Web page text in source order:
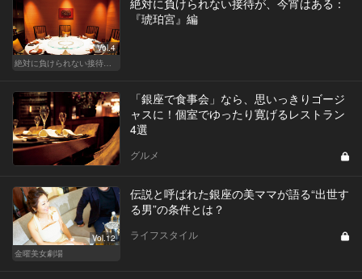
Vol.4
『琥珀宮』編
「銀座で食事会」なら、思いっきりゴージ
ャスに！個室でゆったり寛げるレストラン
4選
グルメ
Vol.12
金曜美女劇場
伝説と呼ばれた銀座の美ママが語る“出世す
る男”の条件とは？
ライフスタイル